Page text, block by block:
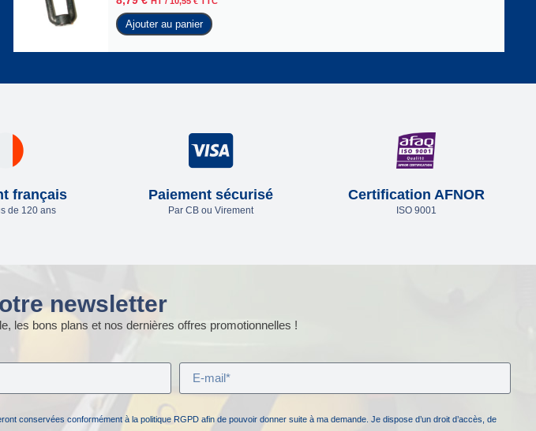
Ajouter au panier
français
de 120 ans
Paiement sécurisé
Par CB ou Virement
Certification AFNOR
ISO 9001
newsletter
les bons plans et nos dernières offres promotionnelles !
conservées conformément à la politique RGPD afin de pouvoir donner suite à ma demande. Je dispose d’un droit d’accès, de